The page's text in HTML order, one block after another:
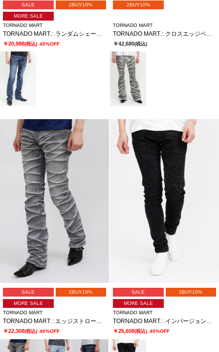
SALE 2BUY10%
MORE SALE
TORNADO MART
TORNADO MART∴ランダムシェービングシューカットデニム
￥20,988(税込) 40%OFF
2BUY10%
TORNADO MART
TORNADO MART∴クロスエッジベルボトム
￥42,680(税込)
SALE 2BUY10%
MORE SALE
TORNADO MART
TORNADO MART∴エッジストロークシューカットデニム
￥22,308(税込) 40%OFF
SALE 2BUY10%
MORE SALE
TORNADO MART
TORNADO MART∴インバージョンレオパードスキニーデニム
￥25,608(税込) 40%OFF